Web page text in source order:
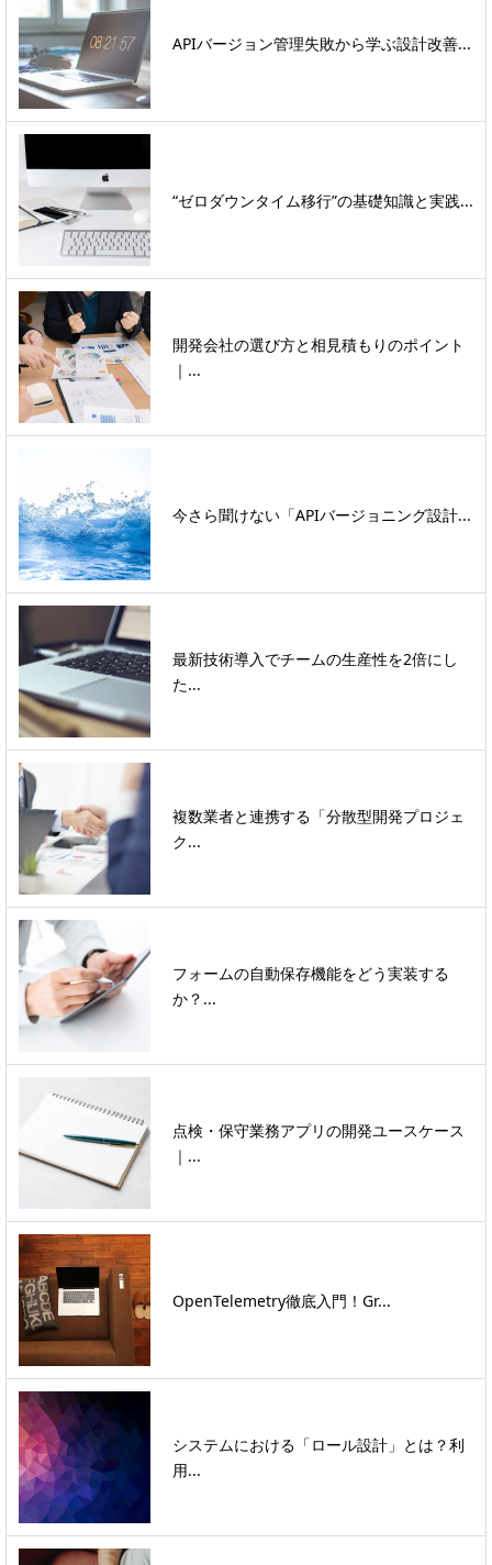
APIバージョン管理失敗から学ぶ設計改善...
“ゼロダウンタイム移行”の基礎知識と実践...
開発会社の選び方と相見積もりのポイント
｜...
今さら聞けない「APIバージョニング設計...
最新技術導入でチームの生産性を2倍にし
た...
複数業者と連携する「分散型開発プロジェ
ク...
フォームの自動保存機能をどう実装する
か？...
点検・保守業務アプリの開発ユースケース
｜...
OpenTelemetry徹底入門！Gr...
システムにおける「ロール設計」とは？利
用...